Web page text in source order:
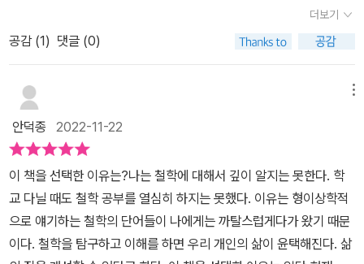
신뢰할 수 없으며 기하학과 수학처럼 세상 어떤 존재에도 기초하지
않는 학문을 신뢰할 수 있다고 보았다.추상성때문에 항상 옳지만 계
순 없다.이렇듯 데카르트는 우리가 일부 지식에 호도당하거나 속고
있다면 그런 속임을 당하는 '나'가 있어야 한다는 것이다.나는 이로부
터 내가 하나의 실체고 그 본질 혹은 본성은 오로지 생각하는 것이며,
존재하기 위해 아무런 장소도 필요 없고 또 어떤 물질적 사물에도 의
존하지 않는다는 결론에 이르렀다.인간의 본질은 생각하는 존재이다.
판단이 잘못되었다 해도, 사실이라고 인식하는 것에 속고 있더라도
우리가 인식하고 의식을 갖고 있다는 사실은 의심할 수 없다.그래서
데카르트는 결론에 도달하기에 이른다.'나는 생각한다, 고로 존재한
착각>, 자기 최적화에 대한 담론을 꺼낸 슬로터다이크의 <너는 너의
삶을 바꿔야 한다> 등 오늘날 철학 명저들을 만날 수 있습니다. ​​고전
의 반열에 오를 만한 현대 작품이 가득합니다. 과거에는 신학자, 성직
자가 곧 철학자였던 시대가 있었던 만큼 오늘날에는 정치, 경제, 사회,
고 있습니다. 각 시대마다 고유한 사고 편향이 있지만 그럼에도 세계
지성사에 한 획을 그은 인물들과 그들의 저작들을 만나는 시간이 주
는 의미는 큽니다. ​​함께 읽기 좋은 책을 소개하고 있어 주제별로 사고
의 지평을 확장할 수 있게 도와줍니다. 자기계발 사회를 살아가는 우
리들에게 본질적인 이야기를 해주는 철학서의 매력을 안겨주는 책 <
세계 철학 필독서 50>. 철학은 생각하는 방법을 다룹니다. 사람들이
재로 고민하게 된다. 이렇게 여성에 대한 인식의 전환과 함께 철학도
이 부분에 대해 설명하는 학자들이 생겼다. 최근 들어서는 또다시 이
성이라는 부분도 함께 다루게 되었다. 하나의 존재가 규정하는 것은
사회적인 관점인지 태생인지까지도.과학이 덜 발달했을 때와 달리 이
제는 인간에 대한 의학까지 발달하면서 철학에서 치열하게 논쟁했던
것들이 무의미하게 된 것도 있다. 무의미하다는 건 과학이 다소 배제
된 방법으로 개념을 설명했는데 이제는 아니라고 밝혀졌다. 그렇다고
무의미하다는 건 아니다. 거기서 출발해서 또 다시 한 쪽 방향만 맞다
는 것이 아닌 다른 방향도 있다는 개념을 얻게 되었다. 철학은 그렇게
서로 논쟁하고 반론을 펼치며 자신의 주장을 치열하게 할 때 더욱 발
전하게 된다.이런 철학을 제대로 배우는 건 난 포기했지만 알게 모르
밀하게 살펴볼 수 있었다,또한 책에서 이야기하는 내용들을 통해 또
다른 관점을 연결할 수 있는 기회도 가질 수 있었다.또한 50권의 책
소개해주면서 보완해주었다.관심 있고 더 깊이 있게 알고 싶은 부분
은 소개해주는 책을 읽으면서 알 수 있게 구성되어있다.작은 배려이
지만 더 깊이 있는 탐구를 위한 수단으로 충분하다고 생각되었다.철
학은 공식적인 학문으로서는 비교적 역사가 짧지만 인류와 오래 호흡
해온 지식 분야다. 에피쿠로스는 아테네의 자택 정원에 학교를 세웠
고, 오늘날에도 전 세계의 술집과 가정에서 철학 클럽을 만나볼 수 있
다. 철학은 살아 숨쉬는 것과 철학적 질문은 인간이 실존하는 한 언제
까지고 되풀이 될 것이다. 여기 소개되는 50권의 저서가 이를 증명한
모든 분야를 널리 두루 읽을 시간은 매우 제한적이다. 그러나 더 이상
그럴 필요가 없도록 한 가지 예외를 만들어 낸 책이 있다. 이 책의 저
자 톰 버틀러가 그 어려운 일을 해낸 덕분에 보상은 우리가 받게 되었
다. 그가 저술한 경제, 정치, 자기 계발 등 50권 시리즈의 다른 책들과
마찬가지로, 이 책은 독자들에게 해당 분야에 대한 훌륭한 개요를 제
공한다. 독자들에게 더 많은 독서를 위한 안내서 역할을 할 뿐만 아니
라, 각 저자의 주요 내용을 식별하는 데에도 도움을 준다. 보드리야
르, 시몬 드 보부아르, 베르그송, 다비드 봄, 노암 촘스키, 푸코, 마이
클 샌델, 슬라보 지젝 등 이 책에 언급된 사상가들의 이름은 모두 오랫
동안 익히 알고는 있었지만, 실제 이들의 생각을 내 삶을 통해 제대로
더보기
공감 (1) 댓글 (0)
안덕종 2022-11-22
이 책을 선택한 이유는?​나는 철학에 대해서 깊이 알지는 못한다. 학
교 다닐 때도 철학 공부를 열심히 하지는 못했다. 이유는 형이상학적
으로 얘기하는 철학의 단어들이 나에게는 까탈스럽게다가 왔기 때문
이다. ​철학을 탐구하고 이해를 하면 우리 개인의 삶이 윤택해진다. 삶